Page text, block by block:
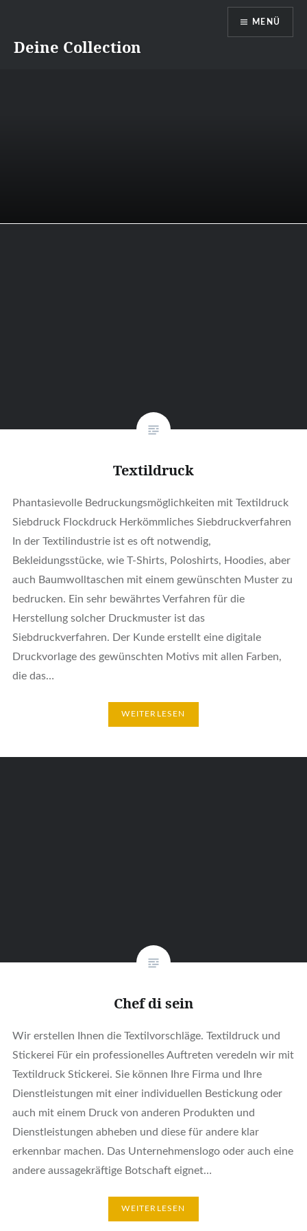
InhaltDeine Collection
MENÜ
Textildruck
Phantasievolle Bedruckungsmöglichkeiten mit Textildruck
Siebdruck Flockdruck Herkömmliches Siebdruckverfahren
In der Textilindustrie ist es oft notwendig,
Bekleidungsstücke, wie T-Shirts, Poloshirts, Hoodies, aber
auch Baumwolltaschen mit einem gewünschten Muster zu
bedrucken. Ein sehr bewährtes Verfahren für die
Herstellung solcher Druckmuster ist das
Siebdruckverfahren. Der Kunde erstellt eine digitale
Druckvorlage des gewünschten Motivs mit allen Farben,
die das…
WEITERLESEN
Chef di sein
Wir erstellen Ihnen die Textilvorschläge. Textildruck und
Stickerei Für ein professionelles Auftreten veredeln wir mit
Textildruck Stickerei. Sie können Ihre Firma und Ihre
Dienstleistungen mit einer individuellen Bestickung oder
auch mit einem Druck von anderen Produkten und
Dienstleistungen abheben und diese für andere klar
erkennbar machen. Das Unternehmenslogo oder auch eine
andere aussagekräftige Botschaft eignet…
WEITERLESEN